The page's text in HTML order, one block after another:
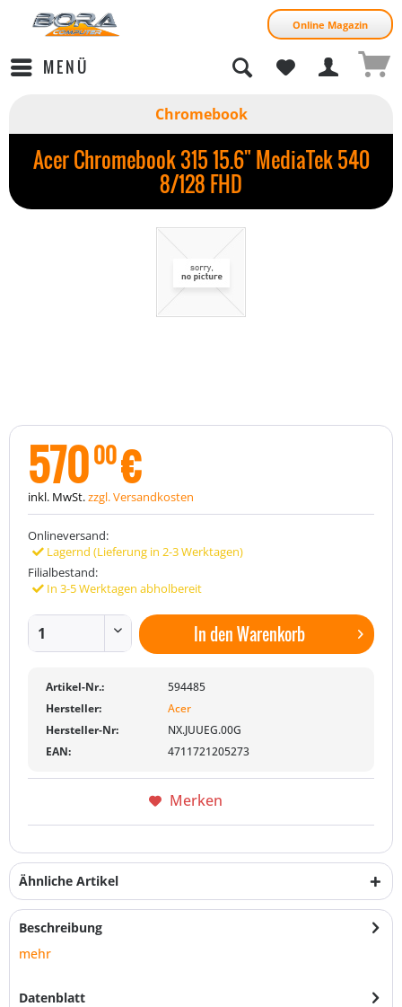
Online Magazin
MENÜ
Chromebook
Acer Chromebook 315 15.6" MediaTek 540
8/128 FHD
57000€
inkl. MwSt.zzgl. Versandkosten
Onlineversand:
Lagernd (Lieferung in 2-3 Werktagen)
Filialbestand:
In 3-5 Werktagen abholbereit
In denWarenkorb
Artikel-Nr.:
594485
Hersteller:
Acer
Hersteller-Nr:
NX.JUUEG.00G
EAN:
4711721205273
Merken
Ähnliche Artikel
Beschreibung
mehr
Datenblatt